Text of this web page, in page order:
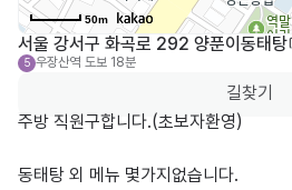
50m
서울 강서구 화곡로 292 양푼이동태탕
5 우장산역 도보 18분
길찾기
주방 직원구합니다.(초보자환영)
동태탕 외 메뉴 몇가지없습니다.